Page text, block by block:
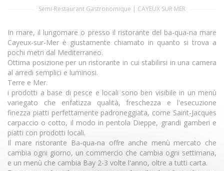
Semi-Restaurant Gastronomique | CAYEUX SUR MER
In mare, il lungomare o presso il ristorante del ba-qua-na mare
Cayeux-sur-Mer è giustamente chiamato in quanto si trova a
pochi metri dal Mediterraneo.
Ottima posizione per un ristorante in cui stabilirsi in una camera
al arredi semplici e luminosi.
Terre e Mer.
i prodotti a base di pesce e locali sono ben visibile in un menù
variegato che enfatizza qualità, freschezza e l'esecuzione
finezza piatti perfettamente padroneggiata, come Saint-Jacques
carpaccio o cotto, il modo in pentola Dieppe, grandi gamberi e
piatti con prodotti locali.
Il mare ristorante Ba-qua-na offre anche menù mercato che
cambia ogni giorno, un commercio che cambia ogni settimana,
e un menù che cambia Bay 2-3 volte l'anno, oltre a tutti carta.